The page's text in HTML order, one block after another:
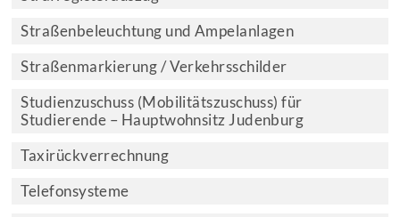
Straßenbeleuchtung und Ampelanlagen
Straßenmarkierung / Verkehrsschilder
Studienzuschuss (Mobilitätszuschuss) für
Studierende – Hauptwohnsitz Judenburg
Taxirückverrechnung
Telefonsysteme